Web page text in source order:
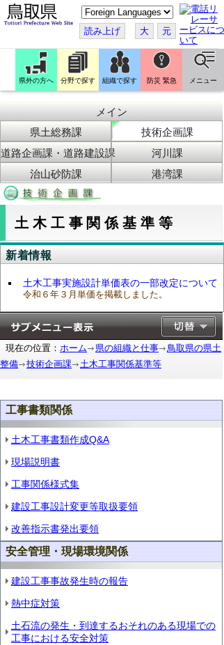
こ
の
ペ
ー
ジ
を
翻
訳
す
読み上げ 大 元
県外の方へ 分野で探す 組織で探す 防災 緊急 メニュー
メイン
県土総務課
技術企画課
道路企画課・道路建設課
河川課
治山砂防課
港湾課
土木工事関係基準等
新着情報
土木工事実施設計単価表の一部改定について
令和６年３月単価を掲載しました。
現在の位置： ホーム 県の組織と仕事
鳥取県の県土
整備
技術企画課 土木工事関係基準等
工事書類関係
土木工事書類作成Q&A
現場説明書
工事関係様式集
建設工事設計変更等取扱要領
改善指示書発出要領
安全管理・現場環境関係
建設工事事故発生時の報告
熱中症対策
土石流の発生・到達するおそれのある現場での
工事における安全対策